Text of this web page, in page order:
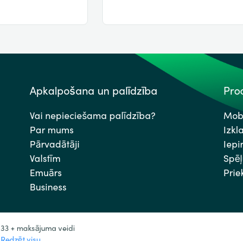
Apkalpošana un palīdzība
Vai nepieciešama palīdzība?
Par mums
Pārvadātāji
Valstīm
Emuārs
Business
33 + maksājuma veidi